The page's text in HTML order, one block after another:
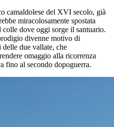
camaldolese del XVI secolo, già
miracolosamente spostata
colle dove oggi sorge il santuario.
divenne motivo di
due vallate, che
omaggio alla ricorrenza
fino al secondo dopoguerra.